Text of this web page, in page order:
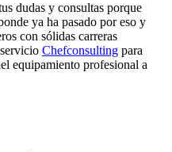
dudas y consultas porque
ya ha pasado por eso y
con sólidas carreras
Chefconsulting para
equipamiento profesional a